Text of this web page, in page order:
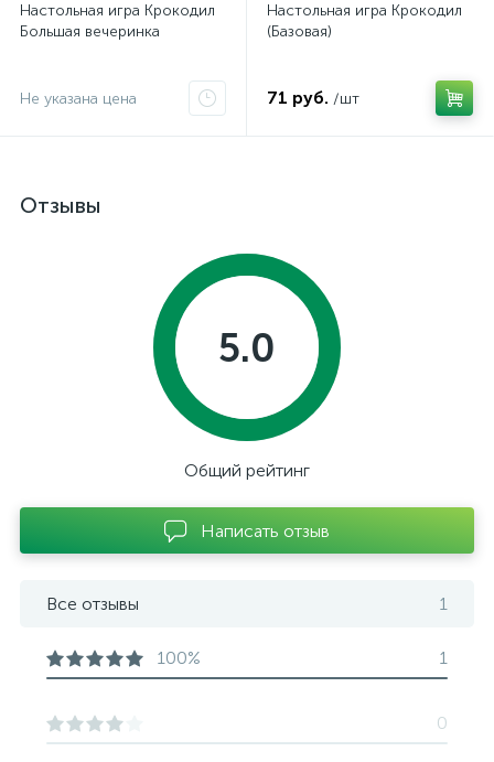
Настольная игра Крокодил
Большая вечеринка
Не указана цена
Настольная игра Крокодил
(Базовая)
71 руб. /шт
Отзывы
5.0
Общий рейтинг
Написать отзыв
Все отзывы 1
100% 1
0